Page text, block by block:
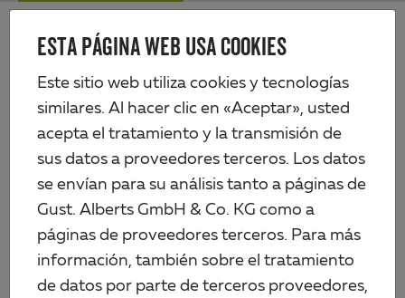
ESTA PÁGINA WEB USA COOKIES
Este sitio web utiliza cookies y tecnologías
similares. Al hacer clic en «Aceptar», usted
acepta el tratamiento y la transmisión de
sus datos a proveedores terceros. Los datos
se envían para su análisis tanto a páginas de
Gust. Alberts GmbH & Co. KG como a
páginas de proveedores terceros. Para más
información, también sobre el tratamiento
de datos por parte de terceros proveedores,
Skip
content
Alberts
Productos
Tecnología de vallas
Paneles de rejilla de varilla doble y puertas
Pórtico individual Flexo, fácil